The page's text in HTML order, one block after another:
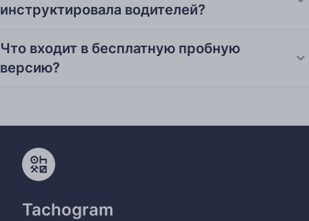
инструктировала водителей?
Что входит в бесплатную пробную
версию?
Tachogram